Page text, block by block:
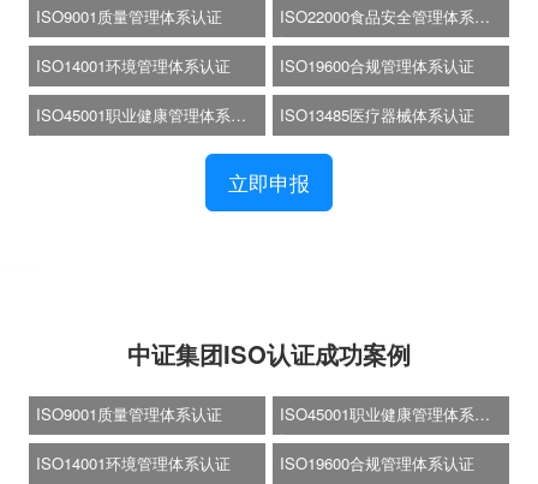
ISO9001质量管理体系认证
ISO14001环境管理体系认证
ISO45001职业健康管理体系认
证
ISO22000食品安全管理体系认
证
ISO19600合规管理体系认证
ISO13485医疗器械体系认证
立即申报
中证集团ISO认证成功案例
ISO9001质量管理体系认证
ISO14001环境管理体系认证
ISO45001职业健康管理体系认
证
ISO19600合规管理体系认证